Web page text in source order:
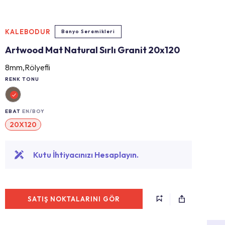
KALEBODUR Banyo Seramikleri
Artwood Mat Natural Sırlı Granit 20x120
8mm,Rölyefli
RENK TONU
EBAT EN/BOY
20X120
Kutu İhtiyacınızı Hesaplayın.
SATIŞ NOKTALARINI GÖR